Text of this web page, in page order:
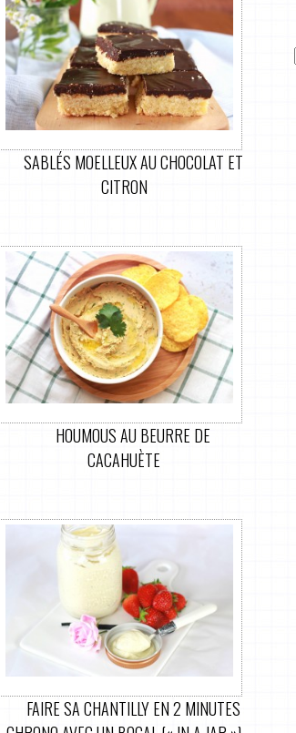
SABLÉS MOELLEUX AU CHOCOLAT ET
CITRON
HOUMOUS AU BEURRE DE
CACAHUÈTE
FAIRE SA CHANTILLY EN 2 MINUTES